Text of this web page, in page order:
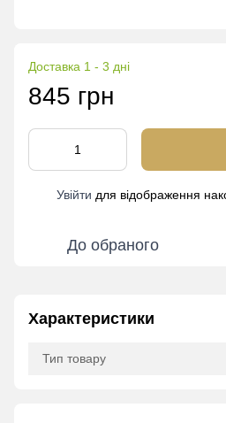
Доставка 1 - 3 дні
845 грн
Увійти для відображення
До обраного
Характеристики
Тип товару